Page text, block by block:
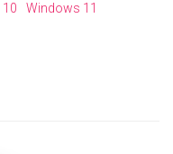
Windows 11